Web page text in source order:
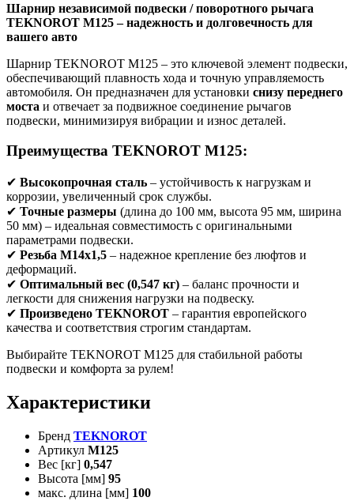
Шарнир независимой подвески / поворотного рычага
TEKNOROT M125 – надежность и долговечность для
вашего авто
Шарнир TEKNOROT M125 – это ключевой элемент подвески,
обеспечивающий плавность хода и точную управляемость
автомобиля. Он предназначен для установки снизу переднего
моста и отвечает за подвижное соединение рычагов
подвески, минимизируя вибрации и износ деталей.
Преимущества TEKNOROT M125:
✔ Высокопрочная сталь – устойчивость к нагрузкам и
коррозии, увеличенный срок службы.
✔ Точные размеры (длина до 100 мм, высота 95 мм, ширина
50 мм) – идеальная совместимость с оригинальными
параметрами подвески.
✔ Резьба M14x1,5 – надежное крепление без люфтов и
деформаций.
✔ Оптимальный вес (0,547 кг) – баланс прочности и
легкости для снижения нагрузки на подвеску.
✔ Произведено TEKNOROT – гарантия европейского
качества и соответствия строгим стандартам.
Выбирайте TEKNOROT M125 для стабильной работы
подвески и комфорта за рулем!
Характеристики
Бренд TEKNOROT
Артикул M125
Вес [кг] 0,547
Высота [мм] 95
макс. длина [мм] 100